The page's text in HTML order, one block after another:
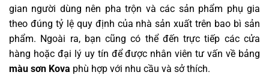
gian người dùng nên pha trộn và các sản phẩm phụ gia
theo đúng tỷ lệ quy định của nhà sản xuất trên bao bì sản
phẩm. Ngoài ra, bạn cũng có thể đến trực tiếp các cửa
hàng hoặc đại lý uy tín để được nhân viên tư vấn về bảng
màu sơn Kova phù hợp với nhu cầu và sở thích.